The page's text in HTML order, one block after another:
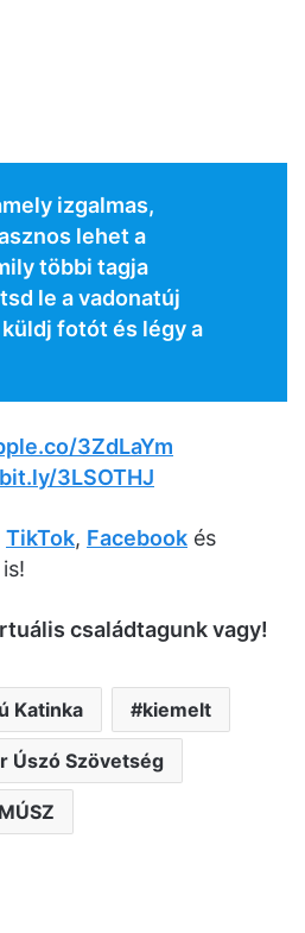
izgalmas,
lehet a
többi tagja
le a vadonatúj
fotót és légy a
3ZdLaYm
3LSOTHJ
TikTok, Facebook és
családtagunk vagy!
Katinka kiemelt
Úszó Szövetség
MÚSZ